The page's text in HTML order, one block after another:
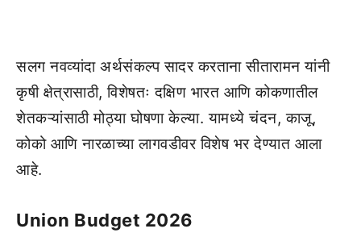
सलग नवव्यांदा अर्थसंकल्प सादर करताना सीतारामन यांनी
कृषी क्षेत्रासाठी, विशेषतः दक्षिण भारत आणि कोकणातील
शेतकऱ्यांसाठी मोठ्या घोषणा केल्या. यामध्ये चंदन, काजू,
कोको आणि नारळाच्या लागवडीवर विशेष भर देण्यात आला
आहे.
Union Budget 2026